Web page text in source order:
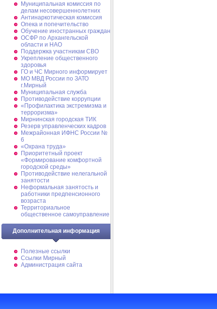
Муниципальная комиссия по
делам несовершеннолетних
Антинаркотическая комиссия
Опека и попечительство
Обучение иностранных граждан
ОСФР по Архангельской
области и НАО
Поддержка участникам СВО
Укрепление общественного
здоровья
ГО и ЧС Мирного информирует
МО МВД России по ЗАТО
г.Мирный
Муниципальная cлужба
Противодействие коррупции
«Профилактика экстремизма и
терроризма»
Мирнинская городская ТИК
Резерв управленческих кадров
Межрайонная ИФНС России №
6
«Охрана труда»
Приоритетный проект
«Формирование комфортной
городской среды»
Противодействие нелегальной
занятости
Неформальная занятость и
работники предпенсионного
возраста
Территориальное
общественное самоуправление
Дополнительная информация
Полезные ссылки
Ссылки Мирный
Администрация сайта